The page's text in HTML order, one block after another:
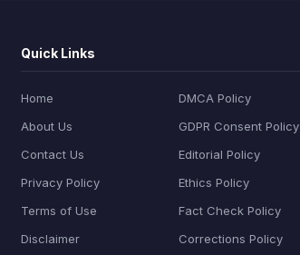
Quick Links
Home
About Us
Contact Us
Privacy Policy
Terms of Use
Disclaimer
DMCA Policy
GDPR Consent Policy
Editorial Policy
Ethics Policy
Fact Check Policy
Corrections Policy